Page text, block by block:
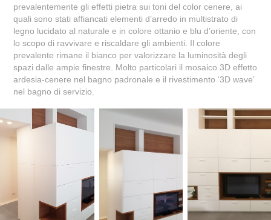
prevalentemente gli effetti pietra sui toni del color cenere, ai
quali sono stati affiancati elementi d’arredo in multistrato di
legno lucidato al naturale e in colore ottanio e blu d’oriente, con
lo scopo di ravvivare e riscaldare gli ambienti. Il colore
prevalente rimane il bianco per valorizzare la luminosità degli
spazi dalle ampie finestre. Molto particolari il mosaico 3D effetto
ardesia-cenere nel bagno padronale e il rivestimento ‘3D wave’
nel bagno di servizio.